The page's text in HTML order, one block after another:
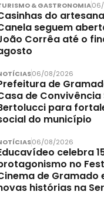
& GASTRONOMIA
do
seguem
Corrêa até o
06/08/2026
de
de Convivência
para
do município
06/08/2026
celebra
no
de Gramado
histórias na